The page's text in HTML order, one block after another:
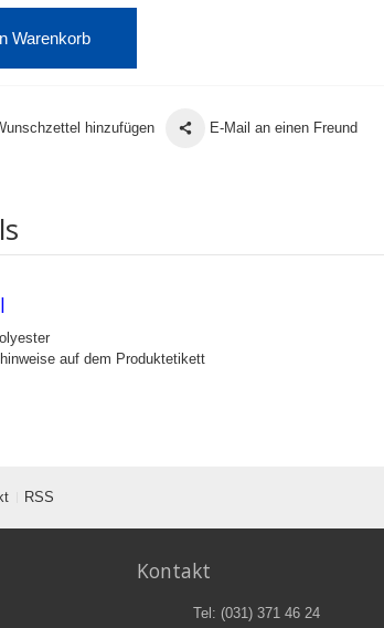
Warenkorb
hinzufügen E-Mail an einen Freund
auf dem Produktetikett
RSS
Kontakt
Tel: (031) 371 46 24